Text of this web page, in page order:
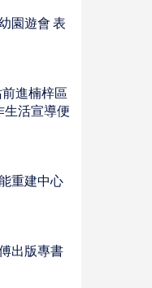
園遊會 表
進楠梓區
生活宣導便
重建中心
出版專書